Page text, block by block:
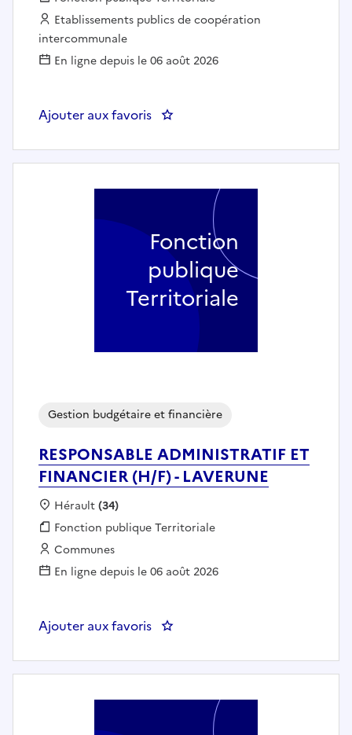
Employeur :
Etablissements publics de coopération
intercommunale
En ligne depuis le 06 août 2026
Ajouter aux favoris : Directeur-trice adjoint(e) au
RESPONSABLE ADMINISTRATIF ET
FINANCIER (H/F) - LAVERUNE
Gestion budgétaire et financière
Localisation :
Hérault(34)
Fonction publique :
Fonction publique Territoriale
Employeur :
Communes
En ligne depuis le 06 août 2026
Ajouter aux favoris : RESPONSABLE
Fonction
publique
Territoriale